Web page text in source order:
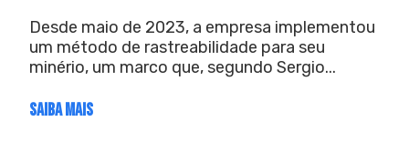
Desde maio de 2023, a empresa implementou
um método de rastreabilidade para seu
minério, um marco que, segundo Sergio...
SAIBA MAIS